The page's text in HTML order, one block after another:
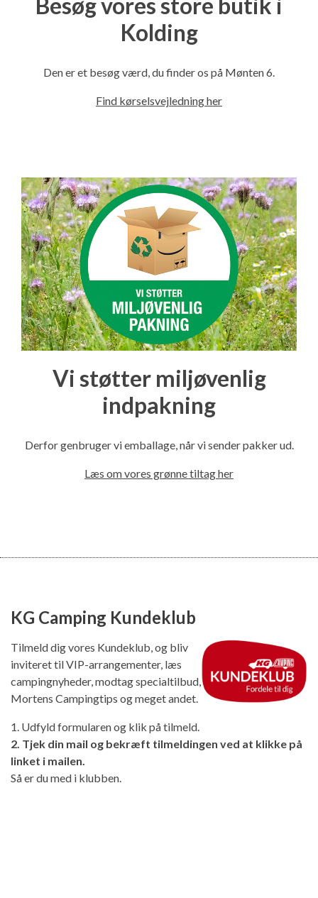
Kolding
Den er et besøg værd, du finder os på Mønten 6.
Find kørselsvejledning her
Vi støtter miljøvenlig
indpakning
Derfor genbruger vi emballage, når vi sender pakker ud.
Læs om vores grønne tiltag her
KG Camping Kundeklub
Tilmeld dig vores Kundeklub, og bliv
inviteret til VIP-arrangementer, læs
campingnyheder, modtag specialtilbud,
Mortens Campingtips og meget andet.
1. Udfyld formularen og klik på tilmeld.
2. Tjek din mail og bekræft tilmeldingen ved at klikke på
linket i mailen.
Så er du med i klubben.